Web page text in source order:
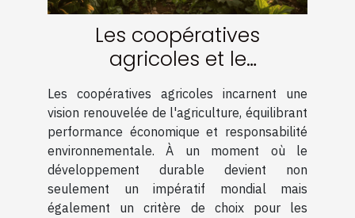
Les coopératives
agricoles et le
développement durable
Un modèle économique à
suivre
Les coopératives agricoles incarnent une
vision renouvelée de l'agriculture, équilibrant
performance économique et responsabilité
environnementale. À un moment où le
développement durable devient non
seulement un impératif mondial mais
également un critère de choix pour les